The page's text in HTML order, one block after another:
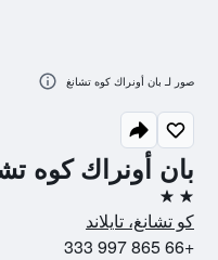
بان أونراك كوه
2 نجمتين
كو تشانغ، تايلاند
+66 865 997 333
صور لـ بان أونراك كوه تشانغ